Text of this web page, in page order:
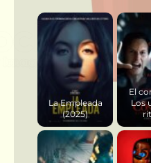
La Empleada
(2025)
El
Los